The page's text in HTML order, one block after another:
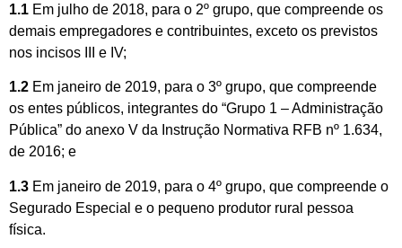
1.1 Em julho de 2018, para o 2º grupo, que compreende os
demais empregadores e contribuintes, exceto os previstos
nos incisos III e IV;
1.2 Em janeiro de 2019, para o 3º grupo, que compreende
os entes públicos, integrantes do “Grupo 1 – Administração
Pública” do anexo V da Instrução Normativa RFB nº 1.634,
de 2016; e
1.3 Em janeiro de 2019, para o 4º grupo, que compreende o
Segurado Especial e o pequeno produtor rural pessoa
física.